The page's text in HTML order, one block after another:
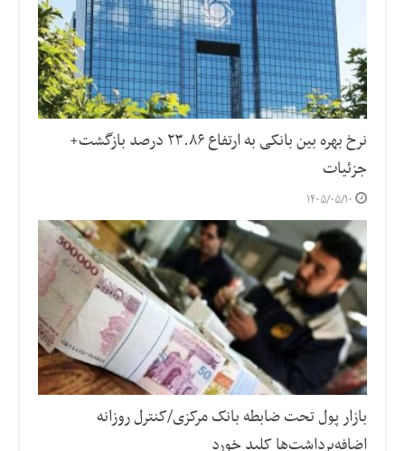
نرخ بهره بین بانکی به ارتفاع ۲۳.۸۶ درصد بازگشت+
جزئیات
۱۴۰۵/۰۵/۱۰
بازار پول تحت ضابطه بانک مرکزی/کنترل روزانه